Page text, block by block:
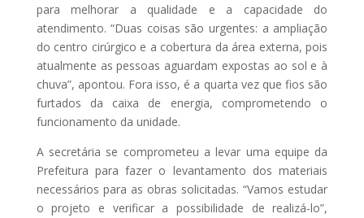
para melhorar a qualidade e a capacidade do
atendimento. “Duas coisas são urgentes: a ampliação
do centro cirúrgico e a cobertura da área externa, pois
atualmente as pessoas aguardam expostas ao sol e à
chuva”, apontou. Fora isso, é a quarta vez que fios são
furtados da caixa de energia, comprometendo o
funcionamento da unidade.
A secretária se comprometeu a levar uma equipe da
Prefeitura para fazer o levantamento dos materiais
necessários para as obras solicitadas. “Vamos estudar
o projeto e verificar a possibilidade de realizá-lo”,